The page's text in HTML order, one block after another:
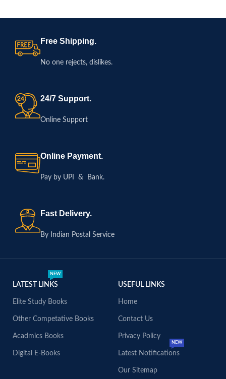
Free Shipping.
No one rejects, dislikes.
24/7 Support.
Online Support
Online Payment.
Pay by UPI & Bank.
Fast Delivery.
By Indian Postal Service
LATEST LINKS
NEW
Elite Study Books
Other Competative Books
Acadmics Books
Digital E-Books
USEFUL LINKS
Home
Contact Us
Privacy Policy
Latest Notifications
NEW
Our Sitemap